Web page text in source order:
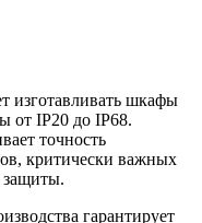
изготавливать шкафы
от IP20 до IP68.
точность
критически важных
защиты.
гарантирует